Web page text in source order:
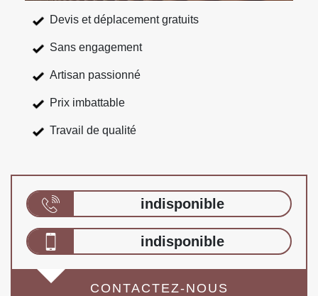
Devis et déplacement gratuits
Sans engagement
Artisan passionné
Prix imbattable
Travail de qualité
indisponible
indisponible
CONTACTEZ-NOUS